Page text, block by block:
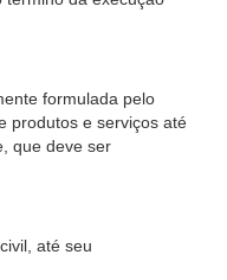
formulada pelo
produtos e serviços até
que deve ser
até seu